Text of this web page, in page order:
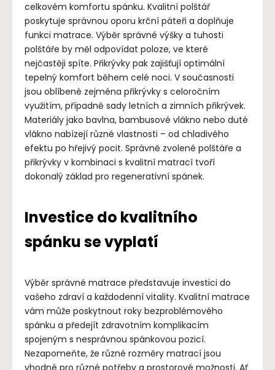
celkovém komfortu spánku. Kvalitní polštář
poskytuje správnou oporu krční páteři a doplňuje
funkci matrace. Výběr správné výšky a tuhosti
polštáře by měl odpovídat poloze, ve které
nejčastěji spíte. Přikrývky pak zajišťují optimální
tepelný komfort během celé noci. V současnosti
jsou oblíbené zejména přikrývky s celoročním
využitím, případně sady letních a zimních přikrývek.
Materiály jako bavlna, bambusové vlákno nebo duté
vlákno nabízejí různé vlastnosti – od chladivého
efektu po hřejivý pocit. Správně zvolené polštáře a
přikrývky v kombinaci s kvalitní matrací tvoří
dokonalý základ pro regenerativní spánek.
Investice do kvalitního
spánku se vyplatí
Výběr správné matrace představuje investici do
vašeho zdraví a každodenní vitality. Kvalitní matrace
vám může poskytnout roky bezproblémového
spánku a předejít zdravotním komplikacím
spojeným s nesprávnou spánkovou pozicí.
Nezapomeňte, že různé rozměry matrací jsou